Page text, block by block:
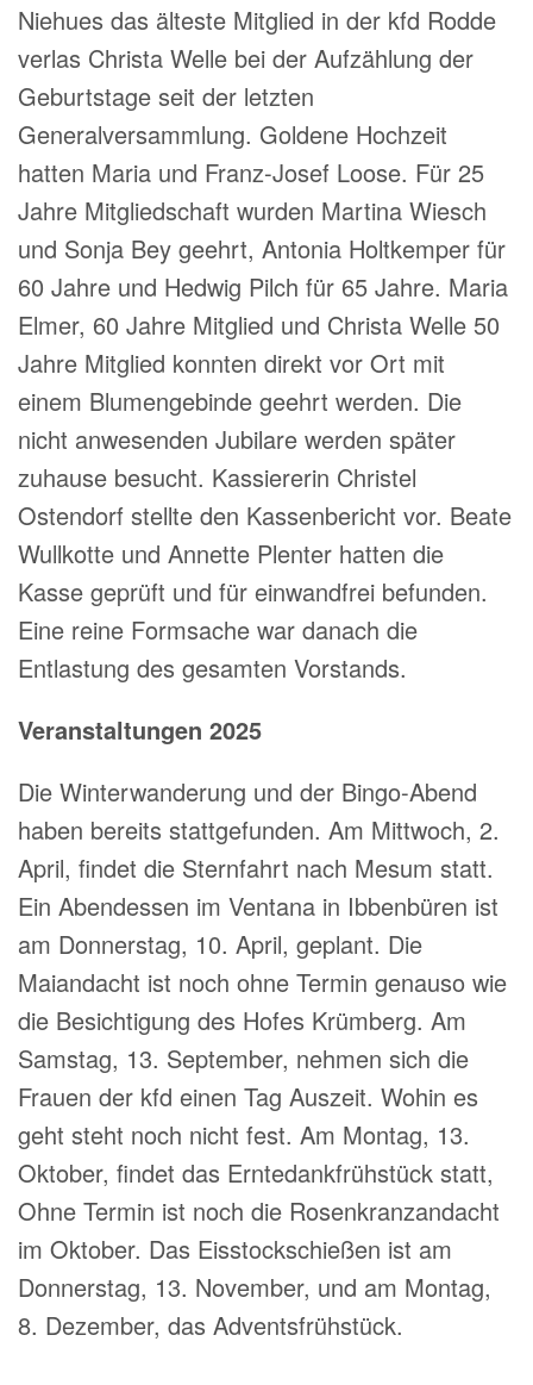
Niehues das älteste Mitglied in der kfd Rodde
verlas Christa Welle bei der Aufzählung der
Geburtstage seit der letzten
Generalversammlung. Goldene Hochzeit
hatten Maria und Franz-Josef Loose. Für 25
Jahre Mitgliedschaft wurden Martina Wiesch
und Sonja Bey geehrt, Antonia Holtkemper für
60 Jahre und Hedwig Pilch für 65 Jahre. Maria
Elmer, 60 Jahre Mitglied und Christa Welle 50
Jahre Mitglied konnten direkt vor Ort mit
einem Blumengebinde geehrt werden. Die
nicht anwesenden Jubilare werden später
zuhause besucht. Kassiererin Christel
Ostendorf stellte den Kassenbericht vor. Beate
Wullkotte und Annette Plenter hatten die
Kasse geprüft und für einwandfrei befunden.
Eine reine Formsache war danach die
Entlastung des gesamten Vorstands.
Veranstaltungen 2025
Die Winterwanderung und der Bingo-Abend
haben bereits stattgefunden. Am Mittwoch, 2.
April, findet die Sternfahrt nach Mesum statt.
Ein Abendessen im Ventana in Ibbenbüren ist
am Donnerstag, 10. April, geplant. Die
Maiandacht ist noch ohne Termin genauso wie
die Besichtigung des Hofes Krümberg. Am
Samstag, 13. September, nehmen sich die
Frauen der kfd einen Tag Auszeit. Wohin es
geht steht noch nicht fest. Am Montag, 13.
Oktober, findet das Erntedankfrühstück statt,
Ohne Termin ist noch die Rosenkranzandacht
im Oktober. Das Eisstockschießen ist am
Donnerstag, 13. November, und am Montag,
8. Dezember, das Adventsfrühstück.